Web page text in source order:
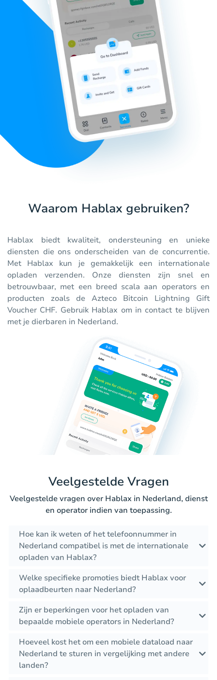
Waarom Hablax gebruiken?
Hablax biedt kwaliteit, ondersteuning en unieke
diensten die ons onderscheiden van de concurrentie.
Met Hablax kun je gemakkelijk een internationale
opladen verzenden. Onze diensten zijn snel en
betrouwbaar, met een breed scala aan operators en
producten zoals de Azteco Bitcoin Lightning Gift
Voucher CHF. Gebruik Hablax om in contact te blijven
met je dierbaren in Nederland.
Veelgestelde Vragen
Veelgestelde vragen over Hablax in Nederland, dienst
en operator indien van toepassing.
Hoe kan ik weten of het telefoonnummer in
Nederland compatibel is met de internationale
opladen van Hablax?
Welke specifieke promoties biedt Hablax voor
oplaadbeurten naar Nederland?
Zijn er beperkingen voor het opladen van
bepaalde mobiele operators in Nederland?
Hoeveel kost het om een mobiele dataload naar
Nederland te sturen in vergelijking met andere
landen?